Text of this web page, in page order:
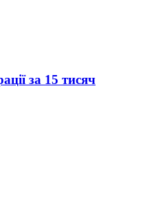
за 15 тисяч